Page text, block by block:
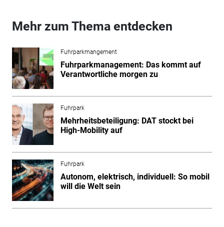
Mehr zum Thema entdecken
Fuhrparkmangement
Fuhrparkmanagement: Das kommt auf
Verantwortliche morgen zu
Fuhrpark
Mehrheitsbeteiligung: DAT stockt bei
High-Mobility auf
Fuhrpark
Autonom, elektrisch, individuell: So mobil
will die Welt sein